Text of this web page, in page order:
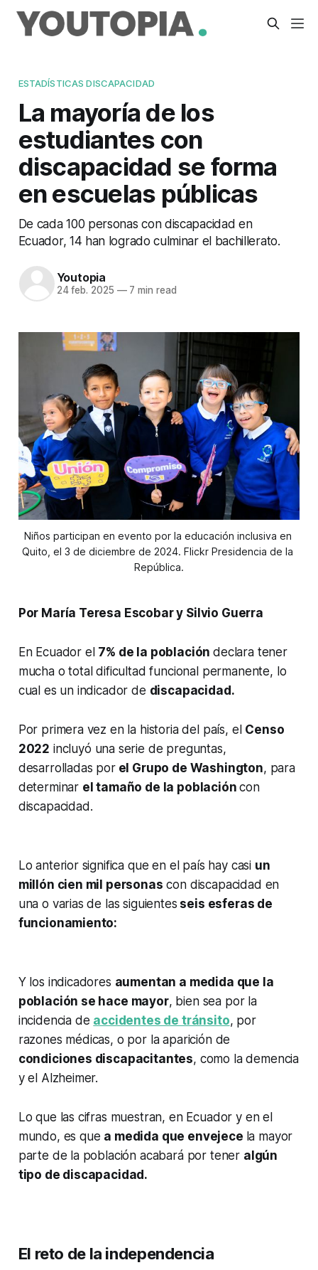
ESTADÍSTICAS DISCAPACIDAD
La mayoría de los
estudiantes con
discapacidad se forma
en escuelas públicas
De cada 100 personas con discapacidad en
Ecuador, 14 han logrado culminar el bachillerato.
Youtopia
24 feb. 2025 —7 min read
Niños participan en evento por la educación inclusiva en
Quito, el 3 de diciembre de 2024. Flickr Presidencia de la
República.
Por María Teresa Escobar y Silvio Guerra
En Ecuador el 7% de la poblacióndeclara tener
mucha o total dificultad funcional permanente, lo
cual es un indicador de discapacidad.
Por primera vez en la historia del país, el Censo
2022 incluyó una serie de preguntas,
desarrolladas porel Grupo de Washington, para
determinar el tamaño de la poblacióncon
discapacidad.
Lo anterior significa que en el país hay casi un
millón cien mil personas con discapacidad en
una o varias de las siguientes seis esferas de
funcionamiento:
Y los indicadores aumentan a medida que la
población se hace mayor, bien sea por la
incidencia de accidentes de tránsito, por
razones médicas, o por la aparición de
condiciones discapacitantes, como la demencia
y el Alzheimer.
Lo que las cifras muestran, en Ecuador y en el
mundo, es que a medida que envejece la mayor
parte de la población acabará por tener algún
tipo de discapacidad.
El reto de la independencia